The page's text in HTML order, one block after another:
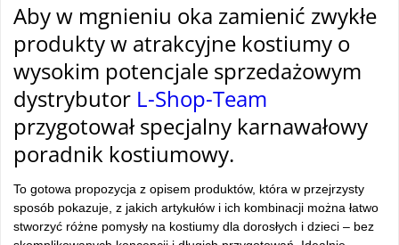
Aby w mgnieniu oka zamienić zwykłe
produkty w atrakcyjne kostiumy o
wysokim potencjale sprzedażowym
dystrybutor L-Shop-Team
przygotował specjalny karnawałowy
poradnik kostiumowy.
To gotowa propozycja z opisem produktów, która w przejrzysty
sposób pokazuje, z jakich artykułów i ich kombinacji można łatwo
stworzyć różne pomysły na kostiumy dla dorosłych i dzieci – bez